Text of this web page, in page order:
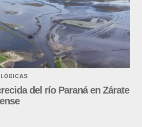
del río Paraná en Zárate